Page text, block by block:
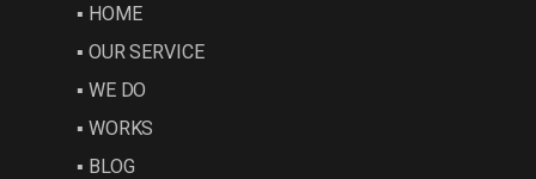
▪︎ HOME
▪︎ OUR SERVICE
▪︎ WE DO
▪︎ WORKS
▪︎ BLOG